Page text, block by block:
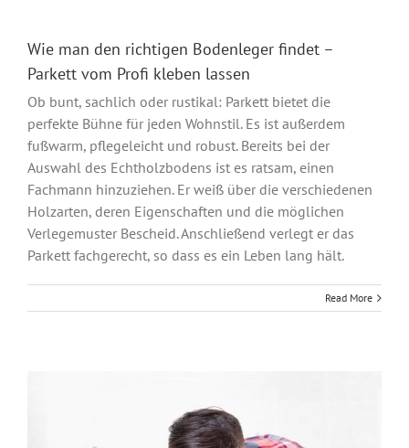
Wie man den richtigen Bodenleger findet –
Parkett vom Profi kleben lassen
Ob bunt, sachlich oder rustikal: Parkett bietet die
perfekte Bühne für jeden Wohnstil. Es ist außerdem
fußwarm, pflegeleicht und robust. Bereits bei der
Auswahl des Echtholzbodens ist es ratsam, einen
Fachmann hinzuziehen. Er weiß über die verschiedenen
Holzarten, deren Eigenschaften und die möglichen
Verlegemuster Bescheid. Anschließend verlegt er das
Parkett fachgerecht, so dass es ein Leben lang hält.
Read More